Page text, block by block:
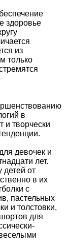
здоровье
из
только
в
и творчески
девочек и
лет.
детей от
в их
с
пастельных
и толстовки,
для